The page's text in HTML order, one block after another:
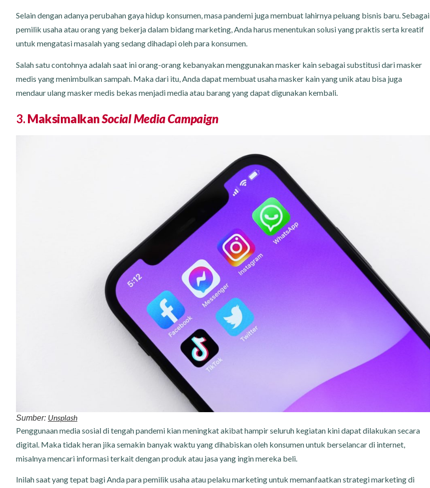
Selain dengan adanya perubahan gaya hidup konsumen, masa pandemi juga membuat lahirnya peluang bisnis baru. Sebagai
pemilik usaha atau orang yang bekerja dalam bidang marketing, Anda harus menentukan solusi yang praktis serta kreatif
untuk mengatasi masalah yang sedang dihadapi oleh para konsumen.
Salah satu contohnya adalah saat ini orang-orang kebanyakan menggunakan masker kain sebagai substitusi dari masker
medis yang menimbulkan sampah. Maka dari itu, Anda dapat membuat usaha masker kain yang unik atau bisa juga
mendaur ulang masker medis bekas menjadi media atau barang yang dapat digunakan kembali.
3. MaksimalkanSocial Media Campaign
Sumber: Unsplash
Penggunaan media sosial di tengah pandemi kian meningkat akibat hampir seluruh kegiatan kini dapat dilakukan secara
digital. Maka tidak heran jika semakin banyak waktu yang dihabiskan oleh konsumen untuk berselancar di internet,
misalnya mencari informasi terkait dengan produk atau jasa yang ingin mereka beli.
Inilah saat yang tepat bagi Anda para pemilik usaha atau pelaku marketing untuk memanfaatkan strategi marketing di